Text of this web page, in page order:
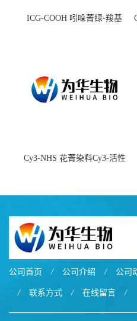
ICG-COOH 吲哚菁绿-羧基
Cy3-NHS 花菁染料Cy3-活性
公司首页 / 公司介绍 / 公司
/ 联系方式 / 在线留言 /